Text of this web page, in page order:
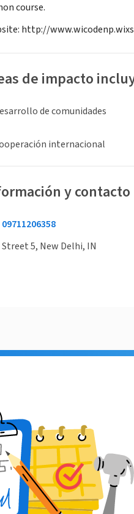
course.
http://
de impacto
de comunidades
internacional
y contacto
09711206358
Street 5, New Delhi, IN